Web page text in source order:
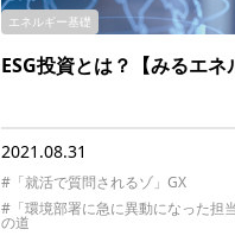
エネルギー基礎
ESG投資とは？【みるエネ
2021.08.31
#「就活で質問されるゾ」GX
#「環境部署に急に異動になった担
の道